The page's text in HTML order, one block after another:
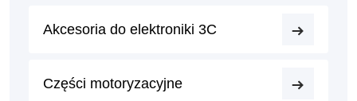
Akcesoria do elektroniki 3C
Części motoryzacyjne